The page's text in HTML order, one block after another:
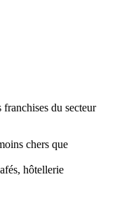
du secteur
chers que
hôtellerie